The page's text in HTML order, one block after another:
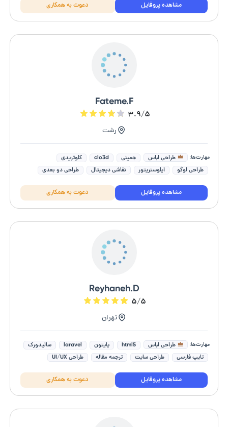
مشاهده پروفایل دعوت به همکاری
Fateme.F
۳.۹/۵
رشت
مهارت‌ها: طراحی لباس جمینی clo3d
کلوتریدی
طراحی لوگو
ایلوستریتور نقاشی دیجیتال
طراحی دو بعدی
مشاهده پروفایل دعوت به همکاری
Reyhaneh.D
۵/۵
تهران
مهارت‌ها: طراحی لباس html5 پایتون laravel
سالیدورک
تایپ فارسی
طراحی سایت ترجمه مقاله
طراحی UI/UX
مشاهده پروفایل دعوت به همکاری